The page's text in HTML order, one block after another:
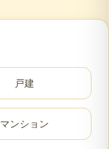
戸建
マンション